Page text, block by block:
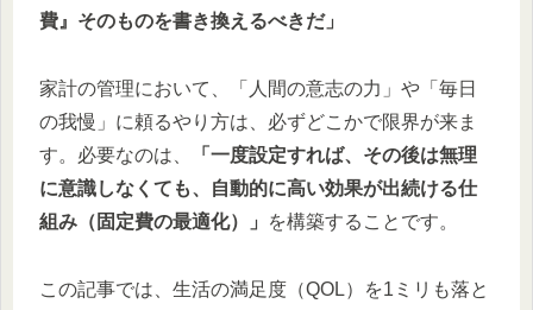
費』そのものを書き換えるべきだ」
家計の管理において、「人間の意志の力」や「毎日
の我慢」に頼るやり方は、必ずどこかで限界が来ま
す。必要なのは、
「一度設定すれば、その後は無理
に意識しなくても、自動的に高い効果が出続ける仕
組み（固定費の最適化）」
を構築することです。
この記事では、生活の満足度（QOL）を1ミリも落と